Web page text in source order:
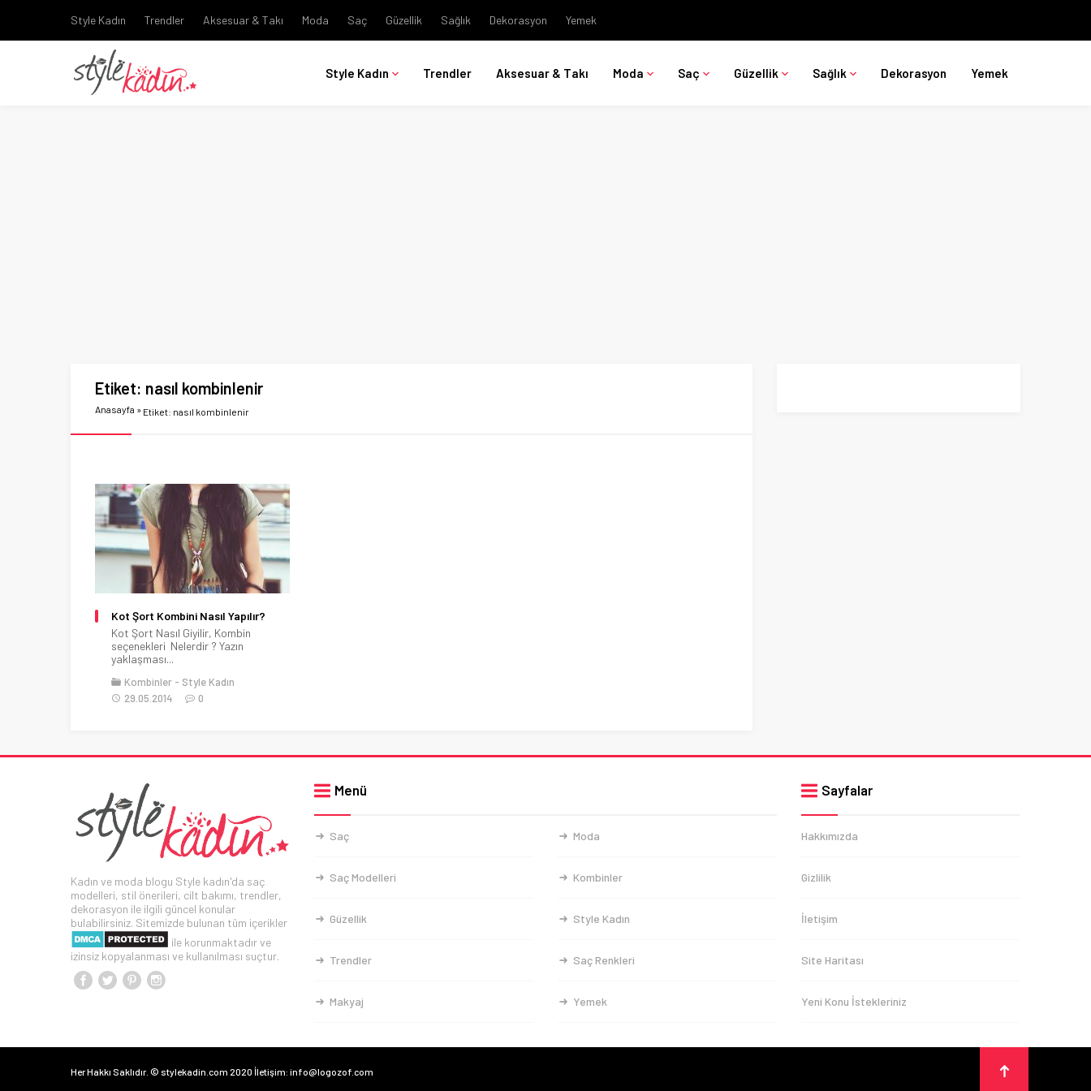
Style Kadın Trendler Aksesuar & Takı Moda Saç Güzellik Sağlık Dekorasyon Yemek
Style Kadın Trendler Aksesuar & Takı Moda Saç Güzellik Sağlık Dekorasyon Yemek
Etiket: nasıl kombinlenir
Anasayfa » Etiket: nasıl kombinlenir
Kot Şort Kombini Nasıl Yapılır?
Kot Şort Nasıl Giyilir, Kombin
seçenekleri Nelerdir ? Yazın
yaklaşması...
Kombinler
Style Kadın
29.05.2014
0
Kadın ve moda blogu Style kadın'da saç
modelleri, stil önerileri, cilt bakımı, trendler,
dekorasyon ile ilgili güncel konular
bulabilirsiniz. Sitemizde bulunan tüm içerikler
ile korunmaktadır ve
izinsiz kopyalanması ve kullanılması suçtur.
Menü
Saç Moda
Saç Modelleri Kombinler
Güzellik Style Kadın
Trendler Saç Renkleri
Makyaj Yemek
Sayfalar
Hakkımızda
Gizlilik
İletişim
Site Haritası
Yeni Konu İstekleriniz
Her Hakkı Saklıdır. © stylekadin.com 2020 İletişim: info@logozof.com